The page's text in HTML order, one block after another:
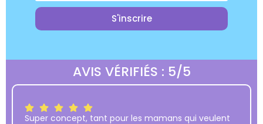
S'inscrire
AVIS VÉRIFIÉS : 5/5
Super concept, tant pour les mamans qui veulent